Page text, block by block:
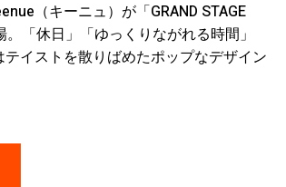
（キーニュ）が「GRAND STAGE
「休日」「ゆっくりながれる時間」
イストを散りばめたポップなデザイン